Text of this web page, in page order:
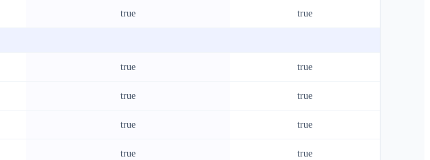
true true
true true
true true
true true
true true